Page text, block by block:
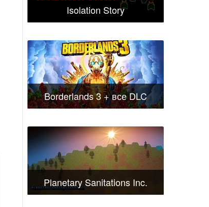
Isolation Story
Borderlands 3 + все DLC
Planetary Sanitations Inc.